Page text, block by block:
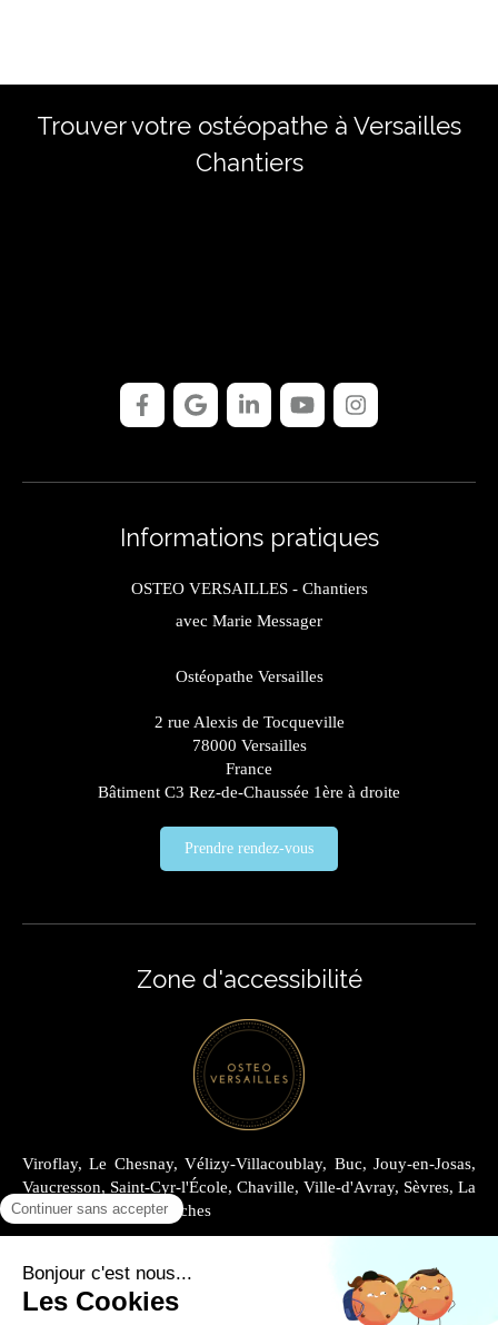
Trouver votre ostéopathe à Versailles
Chantiers
Informations pratiques
OSTEO VERSAILLES - Chantiers
avec Marie Messager
Ostéopathe Versailles
2 rue Alexis de Tocqueville
78000 Versailles
France
Bâtiment C3 Rez-de-Chaussée 1ère à droite
Prendre rendez-vous
Zone d'accessibilité
Viroflay, Le Chesnay, Vélizy-Villacoublay, Buc, Jouy-en-Josas,
Vaucresson, Saint-Cyr-l'École, Chaville, Ville-d'Avray, Sèvres, La
Celle-Saint-Cloud, Garches